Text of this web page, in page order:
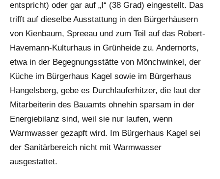
entspricht) oder gar auf „I“ (38 Grad) eingestellt. Das
trifft auf dieselbe Ausstattung in den Bürgerhäusern
von Kienbaum, Spreeau und zum Teil auf das Robert-
Havemann-Kulturhaus in Grünheide zu. Andernorts,
etwa in der Begegnungsstätte von Mönchwinkel, der
Küche im Bürgerhaus Kagel sowie im Bürgerhaus
Hangelsberg, gebe es Durchlauferhitzer, die laut der
Mitarbeiterin des Bauamts ohnehin sparsam in der
Energiebilanz sind, weil sie nur laufen, wenn
Warmwasser gezapft wird. Im Bürgerhaus Kagel sei
der Sanitärbereich nicht mit Warmwasser
ausgestattet.